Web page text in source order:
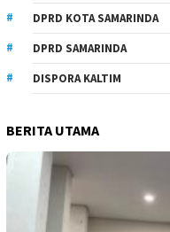
DPRD KOTA SAMARINDA
DPRD SAMARINDA
DISPORA KALTIM
BERITA UTAMA